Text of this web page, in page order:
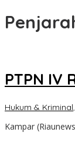
PTPN IV
Hukum & Kriminal,
Kampar